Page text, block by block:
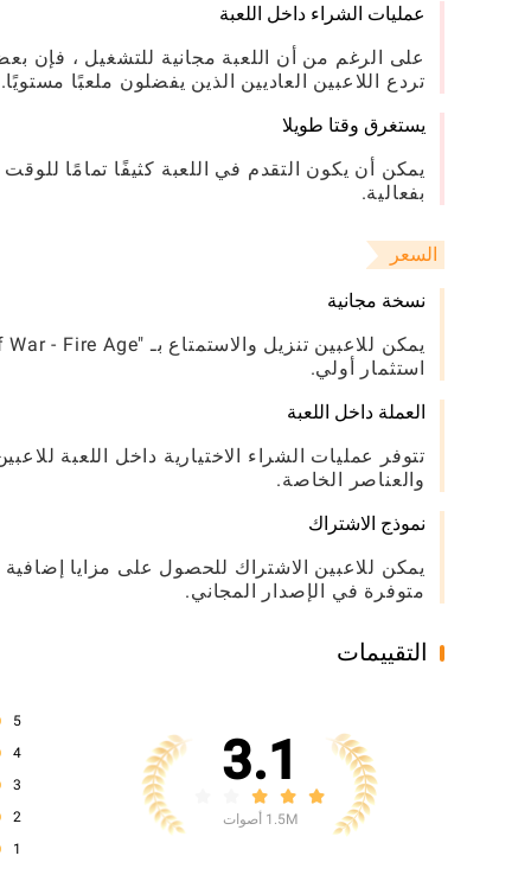
عمليات الشراء داخل اللعبة
على الرغم من أن اللعبة مجانية للتشغيل ، فإن
تردع اللاعبين العاديين الذين يفضلون ملعبًا مستويًا.
يستغرق وقتا طويلا
يمكن أن يكون التقدم في اللعبة كثيفًا تمامًا
بفعالية.
السعر
نسخة مجانية
استثمار أولي.
العملة داخل اللعبة
تتوفر عمليات الشراء الاختيارية داخل اللعبة
والعناصر الخاصة.
نموذج الاشتراك
يمكن للاعبين الاشتراك للحصول على مزايا
متوفرة في الإصدار المجاني.
التقييمات
3.1
1.5M أصوات
5
4
3
2
1